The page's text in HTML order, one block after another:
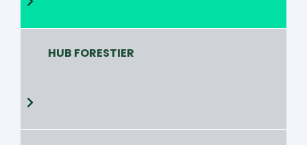
HUB FORESTIER